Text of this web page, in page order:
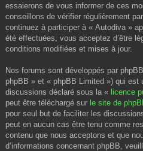
essaierons de vous informer de ces
conseillons de vérifier régulièrement
continuez à participer à « Autodiva »
été effectuées, vous acceptez d’être
conditions modifiées et mises à jour.
Nos forums sont développés par
phpBB » et « phpBB Limited ») qui est
discussions déclaré sous la « licence
peut être téléchargé sur le site de
pour seul but de faciliter les
peut en aucun cas être tenu comme
contenu que nous acceptons et que
d’informations concernant phpBB,